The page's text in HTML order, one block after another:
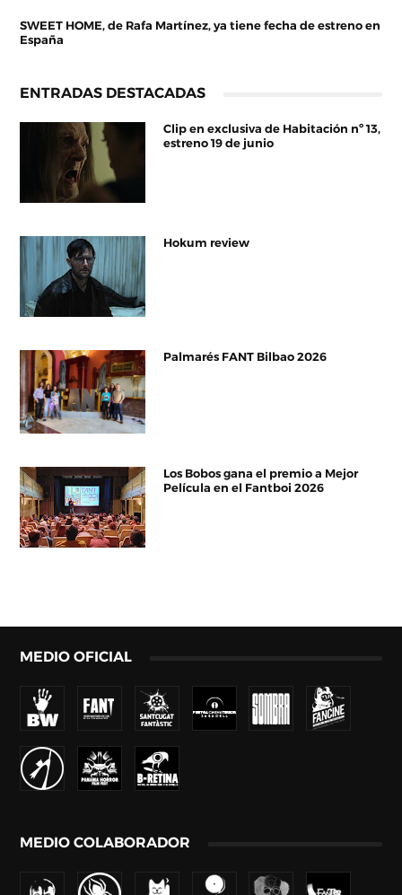
SWEET HOME, de Rafa Martínez, ya tiene fecha de estreno en
España
ENTRADAS DESTACADAS
Clip en exclusiva de Habitación nº 13,
estreno 19 de junio
Hokum review
Palmarés FANT Bilbao 2026
Los Bobos gana el premio a Mejor
Película en el Fantboi 2026
MEDIO OFICIAL
MEDIO COLABORADOR